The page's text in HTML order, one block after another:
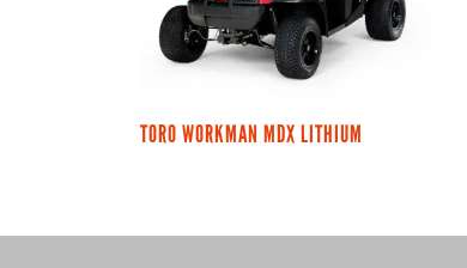
TORO WORKMAN MDX LITHIUM